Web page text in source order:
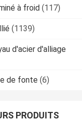
à froid (117)
(1139)
d'acier d'alliage
de fonte (6)
PRODUITS